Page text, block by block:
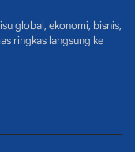
global, ekonomi, bisnis,
ringkas langsung ke